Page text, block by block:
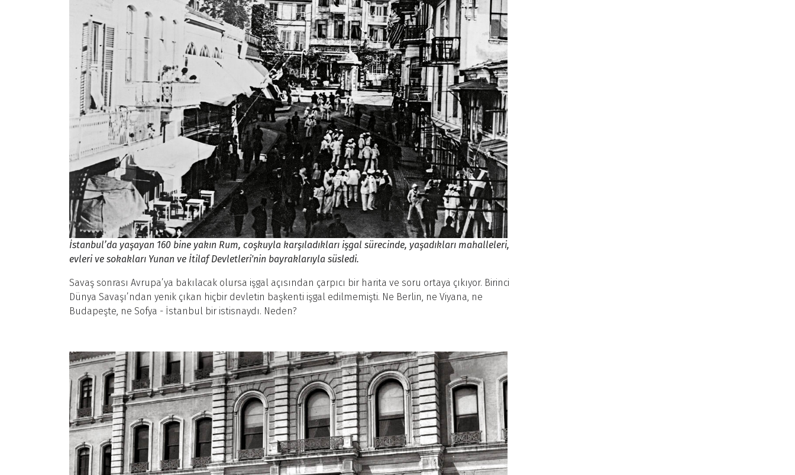
İstanbul’da yaşayan 160 bine yakın Rum, coşkuyla karşıladıkları işgal sürecinde, yaşadıkları mahalleleri,
evleri ve sokakları Yunan ve İtilaf Devletleri'nin bayraklarıyla süsledi.
Savaş sonrası Avrupa’ya bakılacak olursa işgal açısından çarpıcı bir harita ve soru ortaya çıkıyor. Birinci
Dünya Savaşı’ndan yenik çıkan hiçbir devletin başkenti işgal edilmemişti. Ne Berlin, ne Viyana, ne
Budapeşte, ne Sofya - İstanbul bir istisnaydı. Neden?